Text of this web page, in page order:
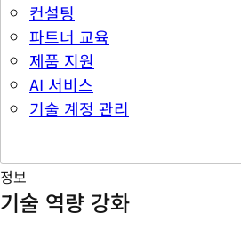
컨설팅
파트너 교육
제품 지원
AI 서비스
기술 계정 관리
정보
기술 역량 강화